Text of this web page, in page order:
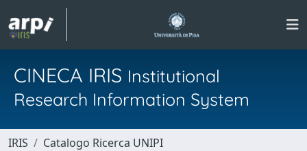
CINECA IRIS Institutional
Research Information System
IRIS
Catalogo Ricerca UNIPI